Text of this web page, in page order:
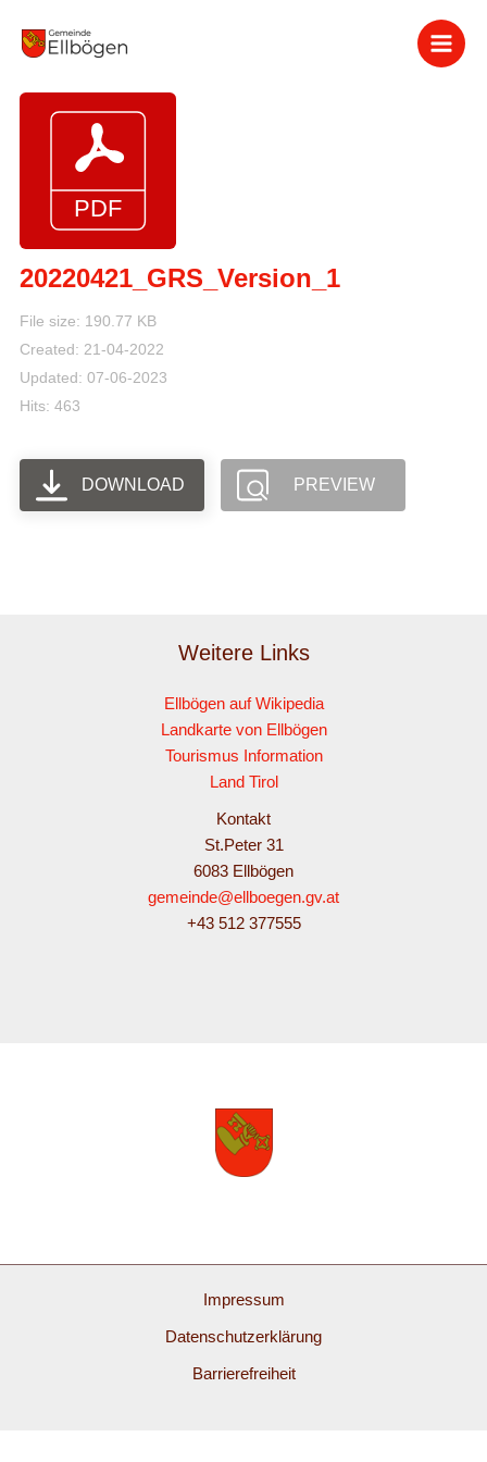
Inhalt
20220421_GRS_Version_1
File size: 190.77 KB
Created: 21-04-2022
Updated: 07-06-2023
Hits: 463
DOWNLOAD PREVIEW
Weitere Links
Ellbögen auf Wikipedia
Landkarte von Ellbögen
Tourismus Information
Land Tirol
Kontakt
St.Peter 31
6083 Ellbögen
gemeinde@ellboegen.gv.at
+43 512 377555
Impressum
Datenschutzerklärung
Barrierefreiheit